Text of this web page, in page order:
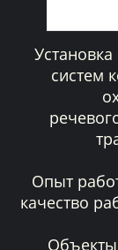
систем
Опыт
качество